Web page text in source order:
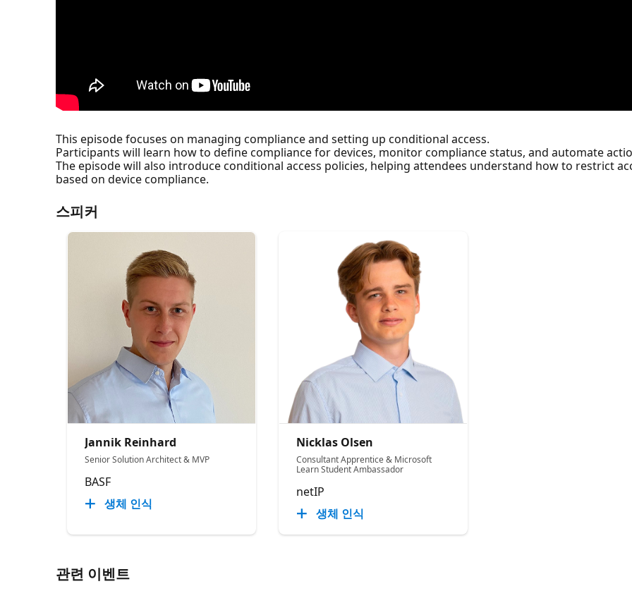
This episode focuses on managing compliance and setting up conditional access.
Participants will learn how to define compliance for devices, monitor compliance status, and automate
The episode will also introduce conditional access policies, helping attendees understand how to restrict
based on device compliance.
스피커
Jannik Reinhard
Senior Solution Architect & MVP
BASF
생체 인식
Nicklas Olsen
Consultant Apprentice & Microsoft
Learn Student Ambassador
netIP
생체 인식
관련 이벤트